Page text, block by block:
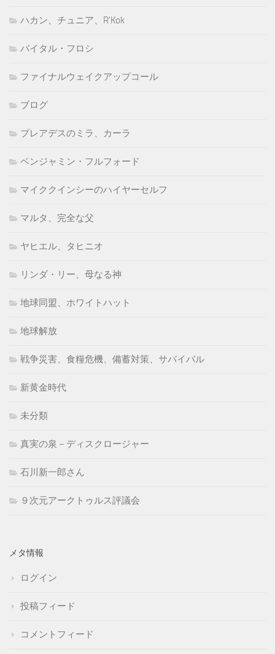
ハカン、チュニア、R'Kok
バイタル・フロシ
ファイナルウェイクアップコール
ブログ
プレアデスのミラ、カーラ
ベンジャミン・フルフォード
マイククインシーのハイヤーセルフ
マルタ、完全な父
ヤヒエル、タヒニオ
リンダ・リー、母なる神
地球同盟、ホワイトハット
地球解放
戦争災害、食糧危機、備蓄対策、サバイバル
新黄金時代
未分類
真実の泉－ディスクロージャー
石川新一郎さん
９次元アークトゥルス評議会
メタ情報
ログイン
投稿フィード
コメントフィード